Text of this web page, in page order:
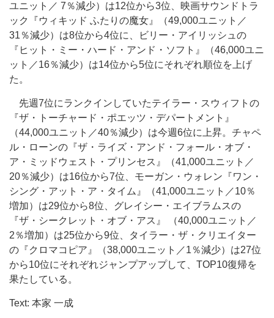
ユニット／ 7％減少）は12位から3位、映画サウンドトラ
ック『ウィキッド ふたりの魔女』（49,000ユニット／
31％減少）は8位から4位に、ビリー・アイリッシュの
『ヒット・ミー・ハード・アンド・ソフト』（46,000ユニ
ット／16％減少）は14位から5位にそれぞれ順位を上げ
た。
先週7位にランクインしていたテイラー・スウィフトの
『ザ・トーチャード・ポエッツ・デパートメント』
（44,000ユニット／40％減少）は今週6位に上昇。チャペ
ル・ローンの『ザ・ライズ・アンド・フォール・オブ・
ア・ミッドウェスト・プリンセス』（41,000ユニット／
20％減少）は16位から7位、モーガン・ウォレン『ワン・
シング・アット・ア・タイム』（41,000ユニット／10％
増加）は29位から8位、グレイシー・エイブラムスの
『ザ・シークレット・オブ・アス』 （40,000ユニット／
2％増加）は25位から9位、タイラー・ザ・クリエイター
の『クロマコピア』（38,000ユニット／1％減少）は27位
から10位にそれぞれジャンプアップして、TOP10復帰を
果たしている。
Text: 本家 一成